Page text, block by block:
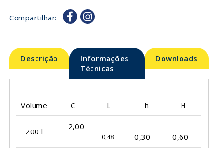
Compartilhar:
Descrição
Informações
Técnicas
Downloads
Volume C L h H
200 l
2,00
0,48 0,30 0,60